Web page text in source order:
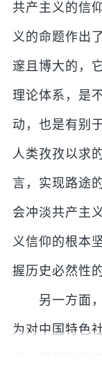
共产主义的信
义的命题作出
邃且博大的，
理论体系，是
动，也是有别
人类孜孜以求
言，实现路途
会冲淡共产主
义信仰的根本
握历史必然性
另一方面，
为对中国特色